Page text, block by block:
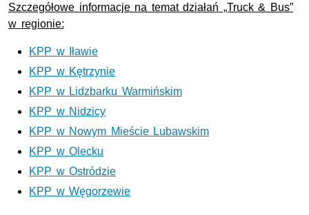
Szczegółowe informacje na temat działań „Truck & Bus”
w regionie:
KPP w Iławie
KPP w Kętrzynie
KPP w Lidzbarku Warmińskim
KPP w Nidzicy
KPP w Nowym Mieście Lubawskim
KPP w Olecku
KPP w Ostródzie
KPP w Węgorzewie